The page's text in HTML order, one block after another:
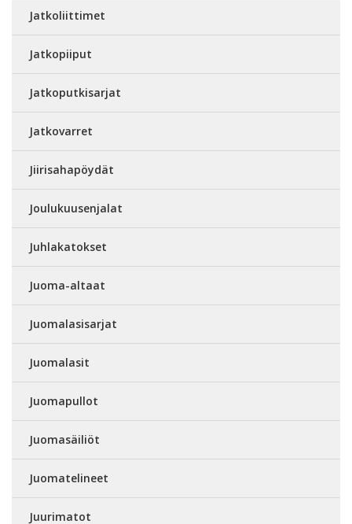
Jatkoliittimet
Jatkopiiput
Jatkoputkisarjat
Jatkovarret
Jiirisahapöydät
Joulukuusenjalat
Juhlakatokset
Juoma-altaat
Juomalasisarjat
Juomalasit
Juomapullot
Juomasäiliöt
Juomatelineet
Juurimatot